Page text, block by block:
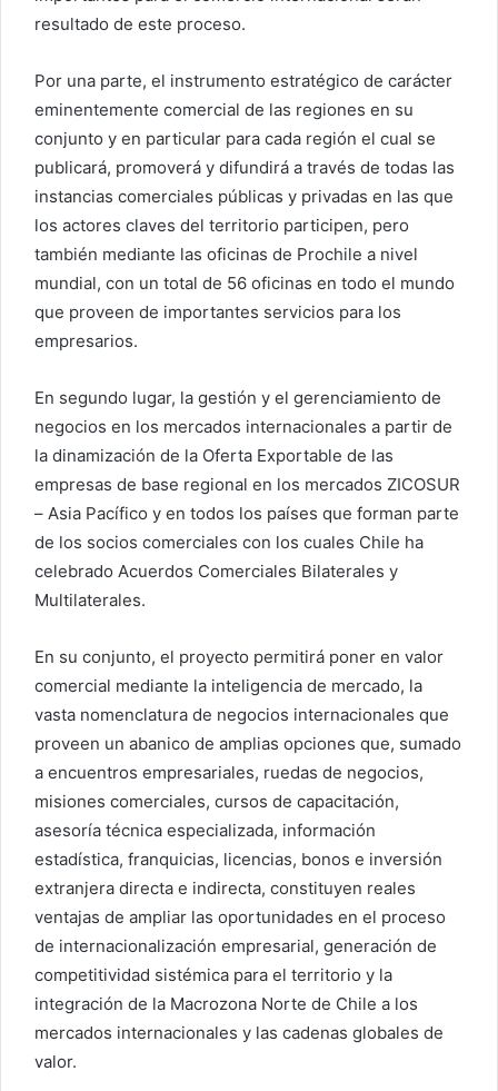
resultado de este proceso.
Por una parte, el instrumento estratégico de carácter
eminentemente comercial de las regiones en su
conjunto y en particular para cada región el cual se
publicará, promoverá y difundirá a través de todas las
instancias comerciales públicas y privadas en las que
los actores claves del territorio participen, pero
también mediante las oficinas de Prochile a nivel
mundial, con un total de 56 oficinas en todo el mundo
que proveen de importantes servicios para los
empresarios.
En segundo lugar, la gestión y el gerenciamiento de
negocios en los mercados internacionales a partir de
la dinamización de la Oferta Exportable de las
empresas de base regional en los mercados ZICOSUR
– Asia Pacífico y en todos los países que forman parte
de los socios comerciales con los cuales Chile ha
celebrado Acuerdos Comerciales Bilaterales y
Multilaterales.
En su conjunto, el proyecto permitirá poner en valor
comercial mediante la inteligencia de mercado, la
vasta nomenclatura de negocios internacionales que
proveen un abanico de amplias opciones que, sumado
a encuentros empresariales, ruedas de negocios,
misiones comerciales, cursos de capacitación,
asesoría técnica especializada, información
estadística, franquicias, licencias, bonos e inversión
extranjera directa e indirecta, constituyen reales
ventajas de ampliar las oportunidades en el proceso
de internacionalización empresarial, generación de
competitividad sistémica para el territorio y la
integración de la Macrozona Norte de Chile a los
mercados internacionales y las cadenas globales de
valor.